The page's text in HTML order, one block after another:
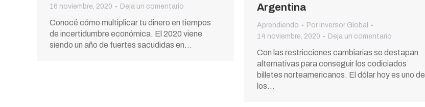
16 noviembre, 2020
Deja un comentario
Conocé cómo multiplicar tu dinero en tiempos
de incertidumbre económica. El 2020 viene
siendo un año de fuertes sacudidas en…
Argentina
Aprendiendo Por Inversor Global
14 noviembre, 2020
Deja un comentario
Con las restricciones cambiarias se destapan
alternativas para conseguir los codiciados
billetes norteamericanos. El dólar hoy es uno de
los…